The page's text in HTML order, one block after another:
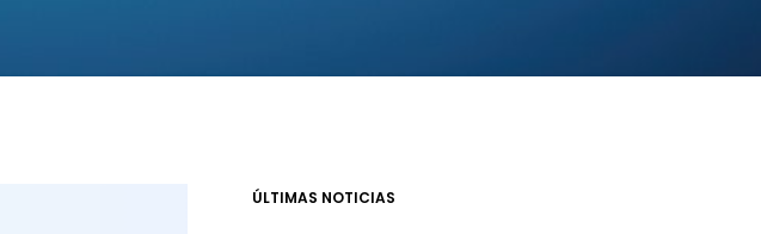
ÚLTIMAS NOTICIAS